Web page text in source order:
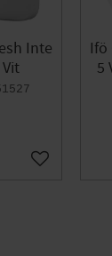
Inte
Lägg till i
Ifö
5